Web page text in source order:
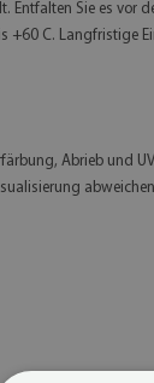
Entfalten Sie es vor
+60 C. Langfristige
Abrieb und